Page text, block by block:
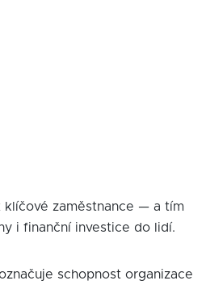
klíčové zaměstnance — a tím
i finanční investice do lidí.
schopnost organizace